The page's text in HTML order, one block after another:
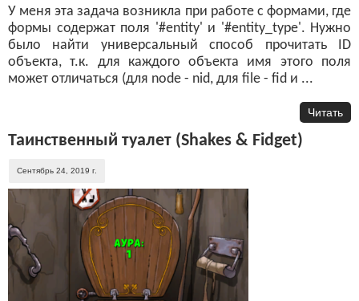
У меня эта задача возникла при работе с формами, где
формы содержат поля '#entity' и '#entity_type'. Нужно
было найти универсальный способ прочитать ID
объекта, т.к. для каждого объекта имя этого поля
может отличаться (для node - nid, для file - fid и ...
Читать
Таинственный туалет (Shakes & Fidget)
Сентябрь 24, 2019 г.